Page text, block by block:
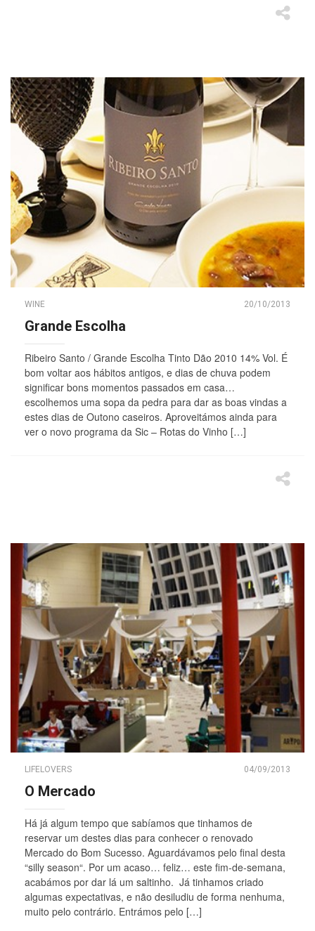
WINE 20/10/2013
Grande Escolha
Ribeiro Santo / Grande Escolha Tinto Dão 2010 14% Vol. É
bom voltar aos hábitos antigos, e dias de chuva podem
significar bons momentos passados em casa…
escolhemos uma sopa da pedra para dar as boas vindas a
estes dias de Outono caseiros. Aproveitámos ainda para
ver o novo programa da Sic – Rotas do Vinho […]
LIFELOVERS 04/09/2013
O Mercado
Há já algum tempo que sabíamos que tinhamos de
reservar um destes dias para conhecer o renovado
Mercado do Bom Sucesso. Aguardávamos pelo final desta
“silly season“. Por um acaso… feliz… este fim-de-semana,
acabámos por dar lá um saltinho. Já tinhamos criado
algumas expectativas, e não desiludiu de forma nenhuma,
muito pelo contrário. Entrámos pelo […]